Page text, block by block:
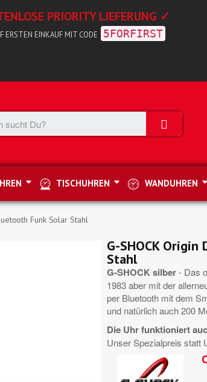
PRIORITY LIEFERUNG ✓
ERSTEN EINKAUF MIT CODE 5FORFIRST
TISCHUHREN WANDUHREN
Funk Solar Stahl
G-SHOCK
Stahl
G-SHOCK silber- Das
1983 aber mit der
per Bluetooth mit dem
und natürlich auch 200
Die Uhr funktioniert
Unser Spezialpreis statt